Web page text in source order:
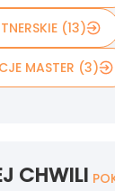
(13)
MASTER (3)
CHWILI